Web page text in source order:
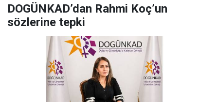
DOGÜNKAD’dan Rahmi Koç’un
sözlerine tepki